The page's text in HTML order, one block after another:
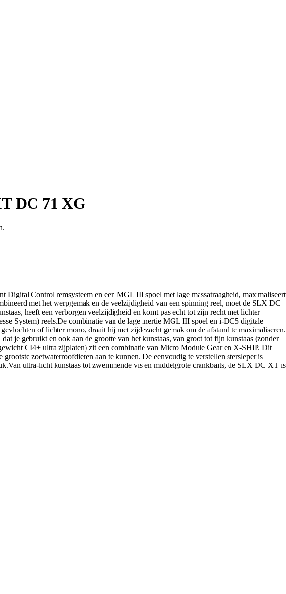
DC 71 XG
Control remsysteem en een MGL III spoel met lage massatraagheid, maximaliseert
met het werpgemak en de veelzijdigheid van een spinning reel, moet de SLX DC
heeft een verborgen veelzijdigheid en komt pas echt tot zijn recht met lichter
System) reels.De combinatie van de lage inertie MGL III spoel en i-DC5 digitale
of lichter mono, draait hij met zijdezacht gemak om de afstand te maximaliseren.
je gebruikt en ook aan de grootte van het kunstaas, van groot tot fijn kunstaas (zonder
CI4+ ultra zijplaten) zit een combinatie van Micro Module Gear en X-SHIP. Dit
zoetwaterroofdieren aan te kunnen. De eenvoudig te verstellen stersleper is
ultra-licht kunstaas tot zwemmende vis en middelgrote crankbaits, de SLX DC XT is